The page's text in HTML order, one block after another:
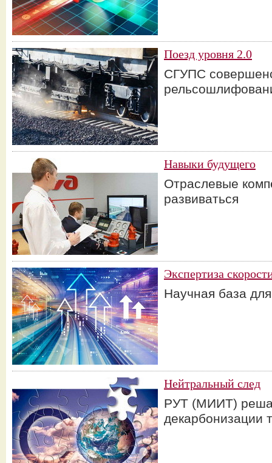
Поезд уровня 2.0
СГУПС
Навыки будущего
Отраслевые
развиваться
Экспертиза
Научная база
Нейтральный след
РУТ (МИИТ)
декарбонизации